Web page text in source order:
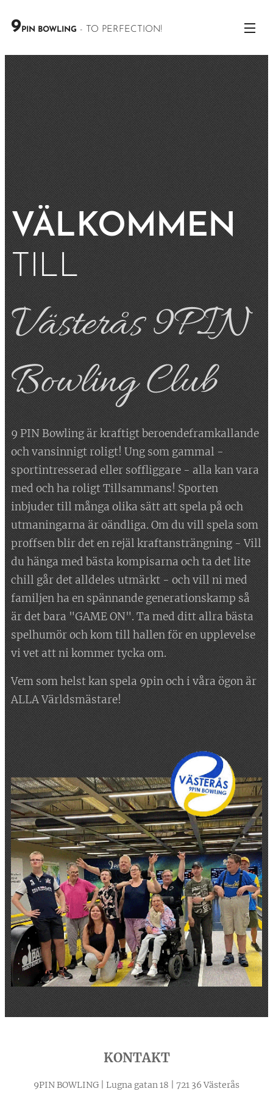
9 PIN BOWLING - TO PERFECTION!
VÄLKOMMEN
TILL
Västerås 9PIN
Bowling Club
9 PIN Bowling är kraftigt beroendeframkallande
och vansinnigt roligt! Ung som gammal -
sportintresserad eller soffliggare - alla kan vara
med och ha roligt Tillsammans! Sporten
inbjuder till många olika sätt att spela på och
utmaningarna är oändliga. Om du vill spela som
proffsen blir det en rejäl kraftansträngning - Vill
du hänga med bästa kompisarna och ta det lite
chill går det alldeles utmärkt - och vill ni med
familjen ha en spännande generationskamp så
är det bara "GAME ON". Ta med ditt allra bästa
spelhumör och kom till hallen för en upplevelse
vi vet att ni kommer tycka om.
Vem som helst kan spela 9pin och i våra ögon är
ALLA Världsmästare!
KONTAKT
9PIN BOWLING | Lugna gatan 18 | 721 36 Västerås